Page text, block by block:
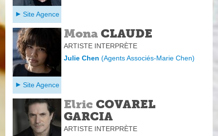
Site Agence
Mona CLAUDE
ARTISTE INTERPRÈTE
Julie Chen(Agents Associés-Marie Chen)
Site Agence
Elric COVAREL
GARCIA
ARTISTE INTERPRÈTE